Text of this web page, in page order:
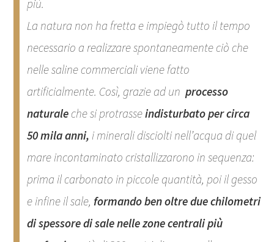
più.
La natura non ha fretta e impiegò tutto il tempo
necessario a realizzare spontaneamente ciò che
nelle saline commerciali viene fatto
artificialmente. Così, grazie ad un processo
naturaleche si protrasseindisturbato per circa
50 mila anni, i minerali disciolti nell’acqua di quel
mare incontaminato cristallizzarono in sequenza:
prima il carbonato in piccole quantità, poi il gesso
e infine il sale, formando ben oltre due chilometri
di spessore di sale nelle zone centrali più